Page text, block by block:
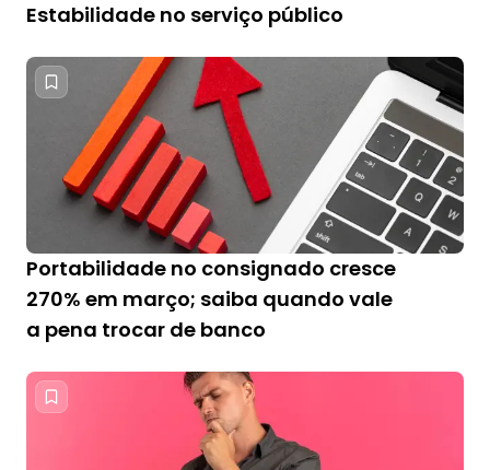
Estabilidade no serviço público
Portabilidade no consignado cresce
270% em março; saiba quando vale
a pena trocar de banco